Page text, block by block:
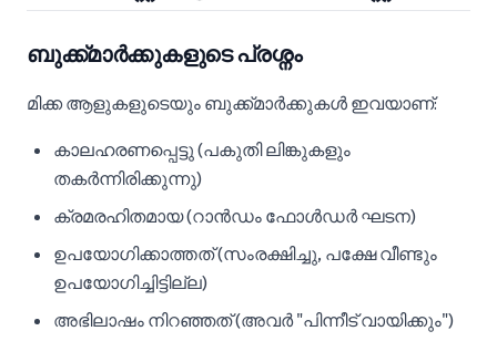
ബുക്ക്മാർക്കുകളുടെ പ്രശ്നം
മിക്ക ആളുകളുടെയും ബുക്ക്മാർക്കുകൾ ഇവയാണ്:
കാലഹരണപ്പെട്ടു (പകുതി ലിങ്കുകളും
തകർന്നിരിക്കുന്നു)
ക്രമരഹിതമായ (റാൻഡം ഫോൾഡർ ഘടന)
ഉപയോഗിക്കാത്തത് (സംരക്ഷിച്ചു, പക്ഷേ വീണ്ടും
ഉപയോഗിച്ചിട്ടില്ല)
അഭിലാഷം നിറഞ്ഞത് (അവർ "പിന്നീട് വായിക്കും")